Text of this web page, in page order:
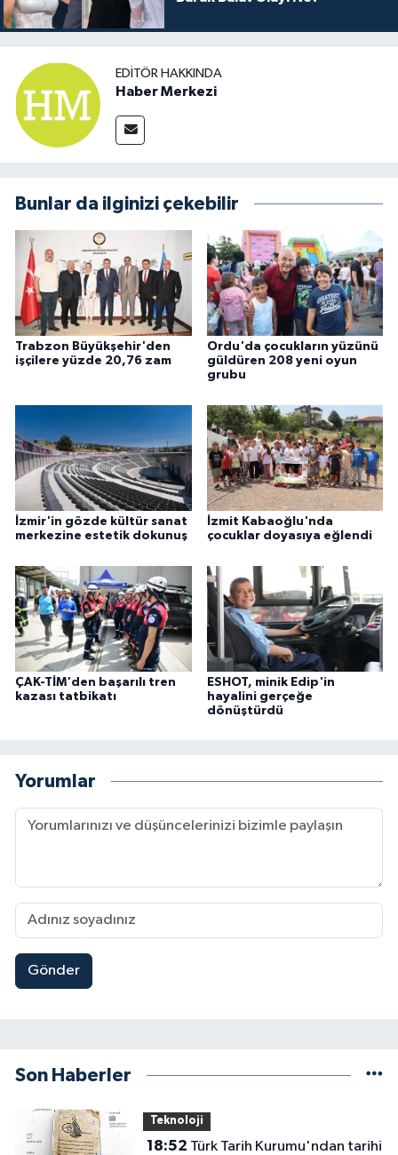
EDITÖR HAKKINDA
Haber Merkezi
Bunlar da ilginizi çekebilir
Trabzon Büyükşehir'den
işçilere yüzde 20,76 zam
Ordu'da çocukların yüzünü
güldüren 208 yeni oyun
grubu
İzmir'in gözde kültür sanat
merkezine estetik dokunuş
İzmit Kabaoğlu'nda
çocuklar doyasıya eğlendi
ÇAK-TİM'den başarılı tren
kazası tatbikatı
ESHOT, minik Edip'in
hayalini gerçeğe
dönüştürdü
Yorumlar
Gönder
Son Haberler
Teknoloji
18:52